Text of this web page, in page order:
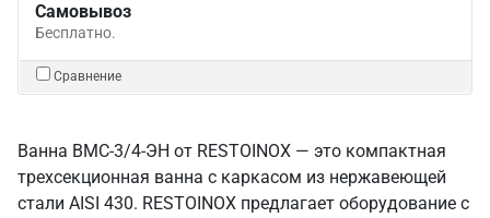
Самовывоз
Бесплатно.
Сравнение
Ванна ВМС-3/4-ЭН от RESTOINOX — это компактная
трехсекционная ванна с каркасом из нержавеющей
стали AISI 430. RESTOINOX предлагает оборудование с